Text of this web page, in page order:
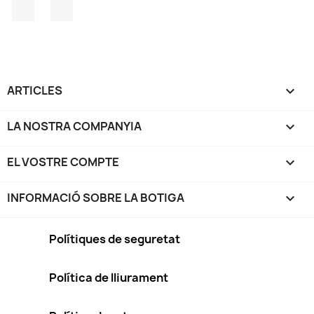
ARTICLES 
LA NOSTRA COMPANYIA 
EL VOSTRE COMPTE 
INFORMACIÓ SOBRE LA BOTIGA keyboard_arrow_down
Polítiques de seguretat
Política de lliurament